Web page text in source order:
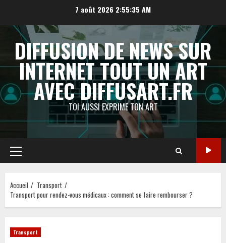
contenu
7 août 2026 2:55:36 AM
DIFFUSION DE NEWS SUR
INTERNET TOUT UN ART
AVEC DIFFUSART.FR
TOI AUSSI EXPRIME TON ART
Menu
principal
Accueil
Transport
Transport pour rendez-vous médicaux : comment se faire rembourser ?
Transport